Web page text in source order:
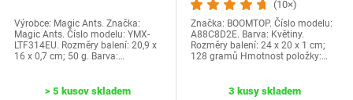
Výrobce: Magic Ants. Značka:
Magic Ants. Číslo modelu: YMX-
LTF314EU. Rozměry balení: 20,9 x
16 x 0,7 cm; 50 g. Barva:…
> 5 kusov skladem
(10×)
Značka: BOOMTOP. Číslo modelu:
A88C8D2E. Barva: Květiny.
Rozměry balení: 24 x 20 x 1 cm;
128 gramů Hmotnost položky:…
3 kusy skladem